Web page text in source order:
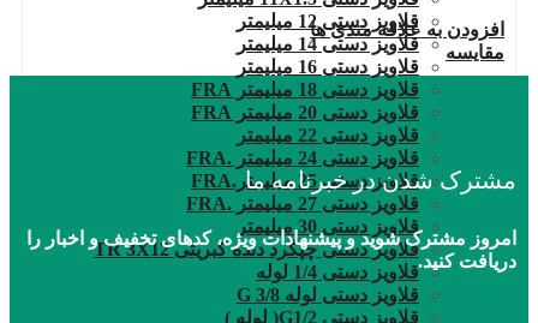
قلاویز دستی 12 میلیمتر
قلاویز دستی 14 میلیمتر
قلاویز دستی 16 میلیمتر
قلاویز دستی 18 میلیمتر FRA
قلاویز دستی 20 میلیمتر FRA
قلاویز دستی 22 میلیمتر
قلاویز دستی 24 میلیمتر .FRA
قلاویز دستی 25 میلیمتر.FRA
قلاویز دستی 27 میلیمتر .FRA
قلاویز دستی 30 میلیمتر
قلاویز دستی چپگرد دنده کبریتی TR 3X12
قلاویز دستی 1/4 لوله
قلاویز دستی لوله G 3/8
قلاویز دستی G1/2( لوله )
افزودن به علاقه مندی ها
مقایسه
مشترک شدن در خبرنامه ما
امروز مشترک شوید و پیشنهادات ویژه، کدهای تخفیف و اخبار را
دریافت کنید.